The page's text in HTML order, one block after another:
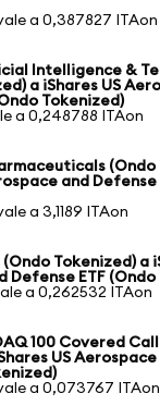
a 0,387827 ITAon
Intelligence &
a iShares US
Tokenized)
a 0,248788 ITAon
(Ondo
and Defense
a 3,1189 ITAon
(Ondo Tokenized) a
Defense ETF (Ondo
a 0,262532 ITAon
100 Covered Call
US
a 0,073767 ITAon